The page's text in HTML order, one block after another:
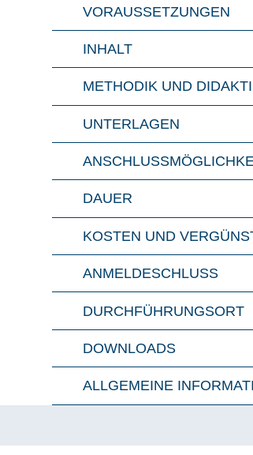
VOR­AUS­SET­ZUN­GEN
INHALT
METHO­DIK UND
UNTER­LA­GEN
DAU­ER
KOSTEN UND
ANMEL­DE­SCHLUSS
DURCH­FÜH­RUNGS­ORT
DOWN­LOADS
ALL­GE­MEI­NE